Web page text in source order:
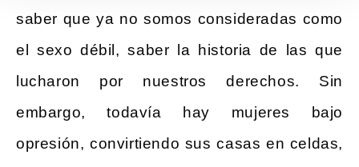
saber que ya no somos consideradas como
el sexo débil, saber la historia de las que
lucharon por nuestros derechos. Sin
embargo, todavía hay mujeres bajo
opresión, convirtiendo sus casas en celdas,